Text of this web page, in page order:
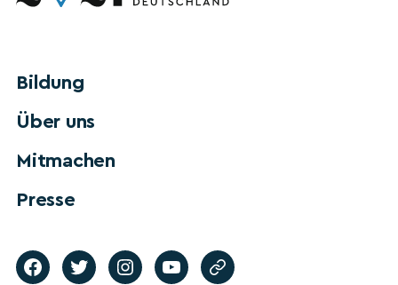
Bildung
Über uns
Mitmachen
Presse